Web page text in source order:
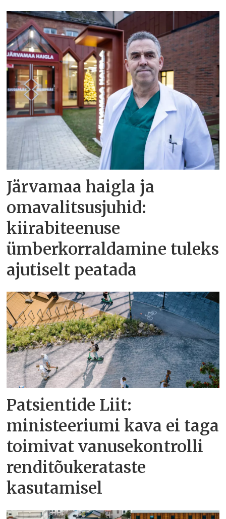
Järvamaa haigla ja
omavalitsusjuhid:
kiirabiteenuse
ümberkorraldamine tuleks
ajutiselt peatada
Patsientide Liit:
ministeeriumi kava ei taga
toimivat vanusekontrolli
renditõukerataste
kasutamisel